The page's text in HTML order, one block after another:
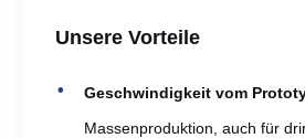
Unsere Vorteile
Geschwindigkeit vom
Massenproduktion, auch für